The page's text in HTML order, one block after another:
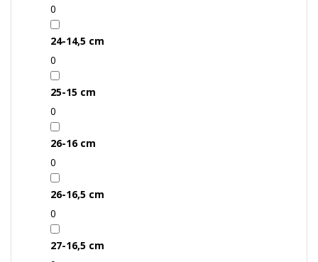
0
24-14,5 cm
0
25-15 cm
0
26-16 cm
0
26-16,5 cm
0
27-16,5 cm